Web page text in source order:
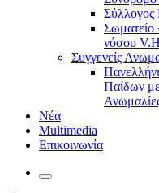
Σύλλογος
Σωματείο
νόσου
Συγγενείς
Παίδων
Νέα
Multimedia
Επικοινωνία